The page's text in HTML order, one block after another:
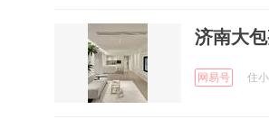
济南大
网易号 住